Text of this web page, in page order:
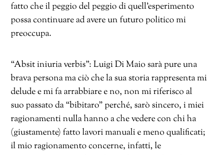
fatto che il peggio del peggio di quell’esperimento
possa continuare ad avere un futuro politico mi
preoccupa.
“Absit iniuria verbis”: Luigi Di Maio sarà pure una
brava persona ma ciò che la sua storia rappresenta mi
delude e mi fa arrabbiare e no, non mi riferisco al
suo passato da “bibitaro” perché, sarò sincero, i miei
ragionamenti nulla hanno a che vedere con chi ha
(giustamente) fatto lavori manuali e meno qualificati;
il mio ragionamento concerne, infatti, le